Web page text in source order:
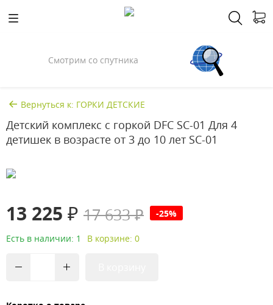
Смотрим со спутника
Вернуться к: ГОРКИ ДЕТСКИЕ
Детский комплекс с горкой DFC SC-01 Для 4
детишек в возрасте от 3 до 10 лет SC-01
13 225 ₽ 17 633 ₽ -25%
Есть в наличии: 1 В корзине: 0